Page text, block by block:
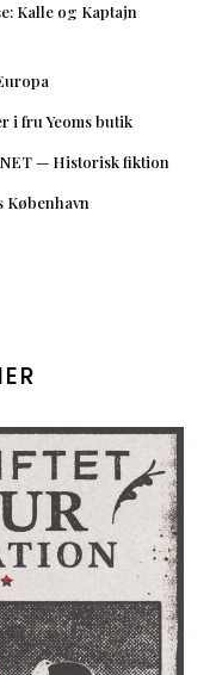
Kalle og Kaptajn
i fru Yeoms butik
— Historisk fiktion